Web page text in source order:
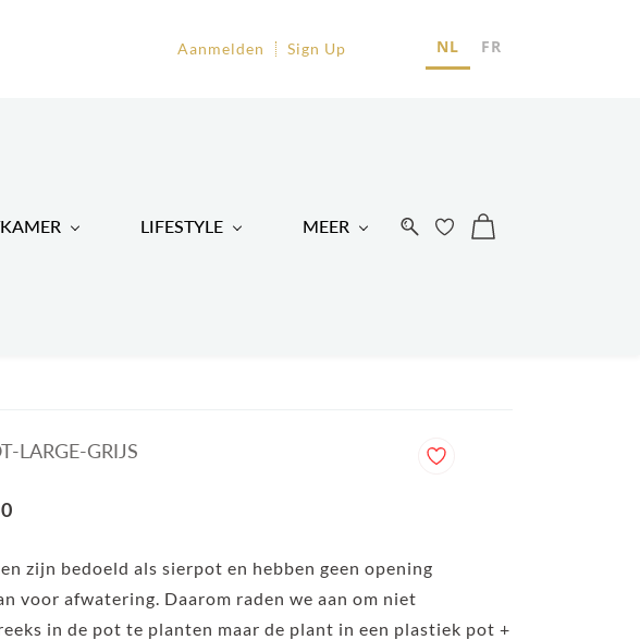
Aanmelden Sign Up NL FR
LIFESTYLE MEER
LARGE-GRIJS
zijn bedoeld als sierpot en hebben geen opening
voor afwatering. Daarom raden we aan om niet
in de pot te planten maar de plant in een plastiek pot +